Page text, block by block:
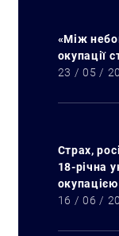
«Між
окупації
23 / 05 /
Страх,
18-річна
окупацією
16 / 06 /